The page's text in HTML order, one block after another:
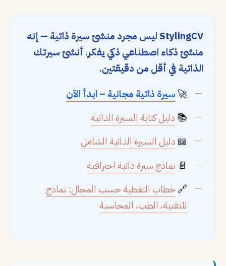
StylingCV ليس مجرد منشئ سيرة ذاتية — إنه
منشئ ذكاء اصطناعي ذكي يفكر. أنشئ سيرتك
الذاتية في أقل من دقيقتين.
🚀 سيرة ذاتية مجانية – ابدأ الآن
📚 دليل كتابة السيرة الذاتية
📖 دليل السيرة الذاتية الشامل
📄 نماذج سيرة ذاتية احترافية
🔗خطاب التغطية حسب المجال: نماذج
للتقنية، الطب، المحاسبة